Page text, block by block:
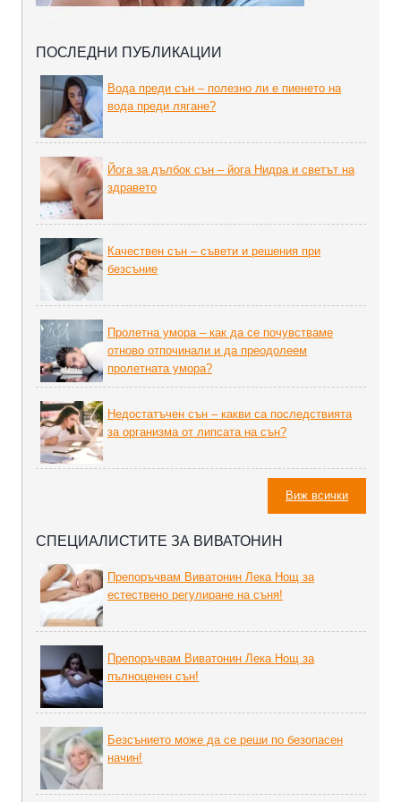
ПОСЛЕДНИ ПУБЛИКАЦИИ
Вода преди сън – полезно ли е пиенето на
вода преди лягане?
Йога за дълбок сън – йога Нидра и светът на
здравето
Качествен сън – съвети и решения при
безсъние
Пролетна умора – как да се почувстваме
отново отпочинали и да преодолеем
пролетната умора?
Недостатъчен сън – какви са последствията
за организма от липсата на сън?
Виж всички
СПЕЦИАЛИСТИТЕ ЗА ВИВАТОНИН
Препоръчвам Виватонин Лека Нощ за
естествено регулиране на съня!
Препоръчвам Виватонин Лека Нощ за
пълноценен сън!
Безсънието може да се реши по безопасен
начин!